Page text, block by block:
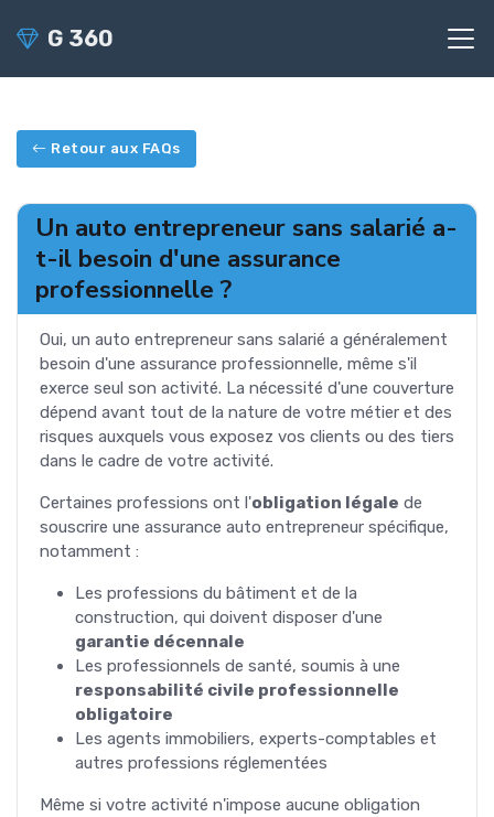
G 360
Retour aux FAQs
Un auto entrepreneur sans salarié a-
t-il besoin d'une assurance
professionnelle ?
Oui, un auto entrepreneur sans salarié a généralement
besoin d'une assurance professionnelle, même s'il
exerce seul son activité. La nécessité d'une couverture
dépend avant tout de la nature de votre métier et des
risques auxquels vous exposez vos clients ou des tiers
dans le cadre de votre activité.
Certaines professions ont l'obligation légale de
souscrire une assurance auto entrepreneur spécifique,
notamment :
Les professions du bâtiment et de la
construction, qui doivent disposer d'une
garantie décennale
Les professionnels de santé, soumis à une
responsabilité civile professionnelle
obligatoire
Les agents immobiliers, experts-comptables et
autres professions réglementées
Même si votre activité n'impose aucune obligation